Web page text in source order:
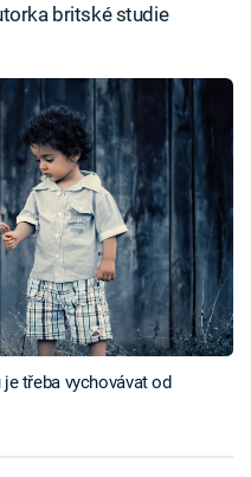
britské studie
třeba vychovávat od